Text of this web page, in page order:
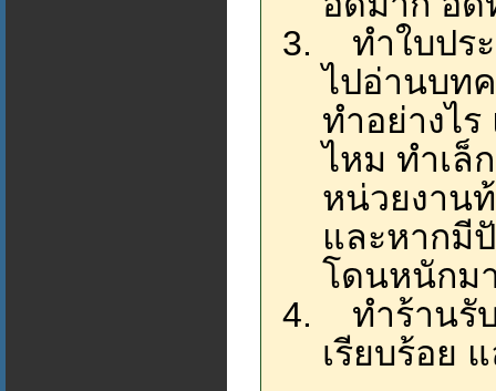
ทำใบปร
ไปอ่านบท
ทำอย่างไ
ไหม ทำเล็
หน่วยงาน
และหากมี
โดนหนักม
ทำร้านรั
เรียบร้อย